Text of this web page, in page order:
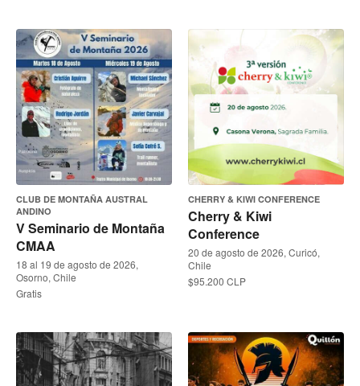
CLUB DE MONTAÑA AUSTRAL
ANDINO
V Seminario de Montaña
CMAA
18 al 19 de agosto de 2026,
Osorno, Chile
Gratis
CHERRY & KIWI CONFERENCE
Cherry & Kiwi
Conference
20 de agosto de 2026, Curicó,
Chile
$95.200 CLP